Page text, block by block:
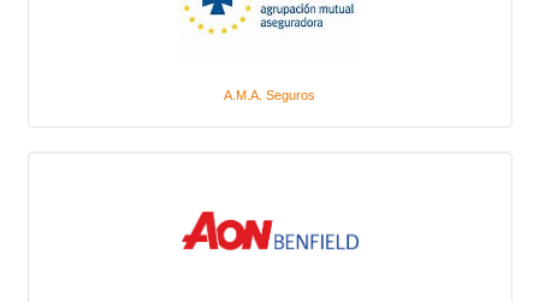
A.M.A. Seguros